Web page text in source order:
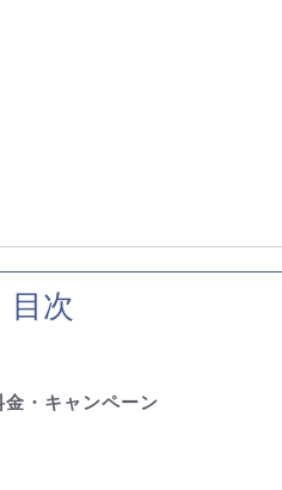
目次
・キャンペーン